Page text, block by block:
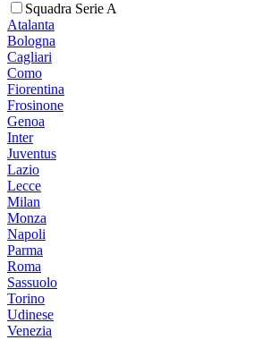
Squadra Serie A
Atalanta
Bologna
Cagliari
Como
Fiorentina
Frosinone
Genoa
Inter
Juventus
Lazio
Lecce
Milan
Monza
Napoli
Parma
Roma
Sassuolo
Torino
Udinese
Venezia